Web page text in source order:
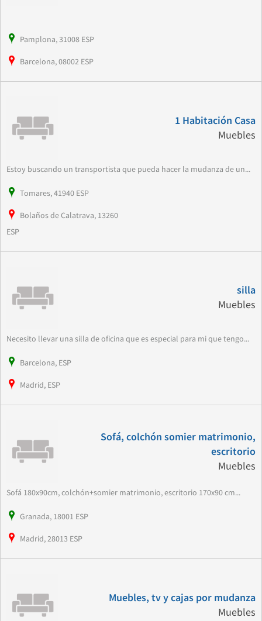
Pamplona, 31008 ESP
Barcelona, 08002 ESP
1 Habitación Casa
Muebles
Estoy buscando un transportista que pueda hacer la mudanza de un...
Tomares, 41940 ESP
Bolaños de Calatrava, 13260
ESP
silla
Muebles
Necesito llevar una silla de oficina que es especial para mi que tengo...
Barcelona, ESP
Madrid, ESP
Sofá, colchón somier matrimonio,
escritorio
Muebles
Sofá 180x90cm, colchón+somier matrimonio, escritorio 170x90 cm...
Granada, 18001 ESP
Madrid, 28013 ESP
Muebles, tv y cajas por mudanza
Muebles